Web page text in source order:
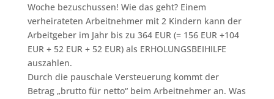
Woche bezuschussen! Wie das geht? Einem
verheirateten Arbeitnehmer mit 2 Kindern kann der
Arbeitgeber im Jahr bis zu 364 EUR (=156 EUR +104
EUR + 52 EUR + 52 EUR) als ERHOLUNGSBEIHILFE
auszahlen.
Durch die pauschale Versteuerung kommt der
Betrag „brutto für netto“ beim Arbeitnehmer an. Was